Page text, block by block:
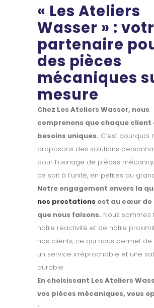
« Les Ateliers
Wasser » :
partenaire
des pièces
mécaniques
mesure
Chez Les Ateliers Wasser, nous
comprenons que chaque client
besoins uniques. C’est pourquoi
proposons des solutions
pour l’usinage de pièces
ce soit à l’unité, en petites ou
Notre engagement envers la
nos prestations est au cœur
que nous faisons. Nous sommes
notre réactivité et de notre
nos clients, ce qui nous permet
un service irréprochable et une
durable.
En choisissant Les Ateliers
vos pièces mécaniques, vous